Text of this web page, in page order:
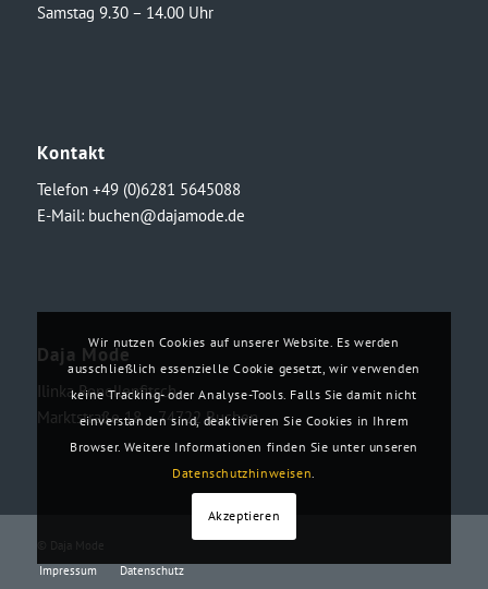
Samstag 9.30 – 14.00 Uhr
Kontakt
Telefon +49 (0)6281 5645088
E-Mail: buchen@dajamode.de
Daja Mode
Ilinka Ronellenfitsch
Marktstraße 18・74722 Buchen
© Daja Mode
Impressum
Datenschutz
Wir nutzen Cookies auf unserer Website. Es werden
ausschließlich essenzielle Cookie gesetzt, wir verwenden
keine Tracking- oder Analyse-Tools. Falls Sie damit nicht
einverstanden sind, deaktivieren Sie Cookies in Ihrem
Browser. Weitere Informationen finden Sie unter unseren
Datenschutzhinweisen.
Akzeptieren